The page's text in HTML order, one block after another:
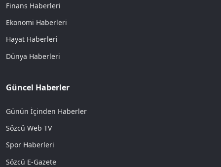
Finans Haberleri
Ekonomi Haberleri
Hayat Haberleri
Dünya Haberleri
Güncel Haberler
Günün İçinden Haberler
Sözcü Web TV
Spor Haberleri
Sözcü E-Gazete